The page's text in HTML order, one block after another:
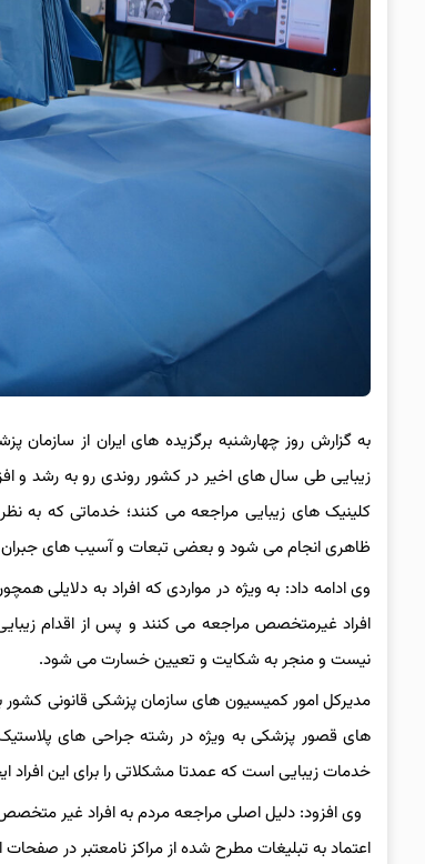
به گزارش روز چهارشنبه برگزیده های ایران از
زیبایی طی سال های اخیر در کشور روندی رو به رشد و
کلینیک های زیبایی مراجعه می کنند؛ خدماتی که به
ظاهری انجام می شود و بعضی تبعات و آسیب های جبران
وی ادامه داد: به ویژه در مواردی که افراد به دلایلی
افراد غیرمتخصص مراجعه می کنند و پس از اقدام
نیست و منجر به شکایت و تعیین خسارت می شود.
مدیرکل امور کمیسیون های سازمان پزشکی قانونی
های قصور پزشکی به ویژه در رشته جراحی های پلاستیک
خدمات زیبایی است که عمدتا مشکلاتی را برای این افراد
وی افزود: دلیل اصلی مراجعه مردم به افراد غیر
اعتماد به تبلیغات مطرح شده از مراکز نامعتبر در